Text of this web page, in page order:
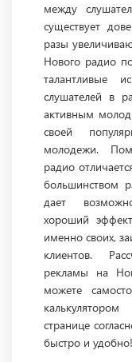
между
существует
разы
Нового радио
талантливые
слушателей в
активным
своей
молодежи.
радио
большинством
дает
хороший
именно своих,
клиентов.
рекламы на
можете
странице
быстро и удобно!